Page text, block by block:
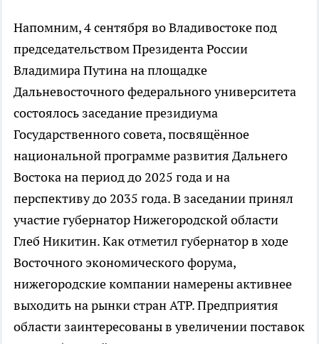
Напомним, 4 сентября во Владивостоке под
председательством Президента России
Владимира Путина на площадке
Дальневосточного федерального университета
состоялось заседание президиума
Государственного совета, посвящённое
национальной программе развития Дальнего
Востока на период до 2025 года и на
перспективу до 2035 года. В заседании принял
участие губернатор Нижегородской области
Глеб Никитин. Как отметил губернатор в ходе
Восточного экономического форума,
нижегородские компании намерены активнее
выходить на рынки стран АТР. Предприятия
области заинтересованы в увеличении поставок